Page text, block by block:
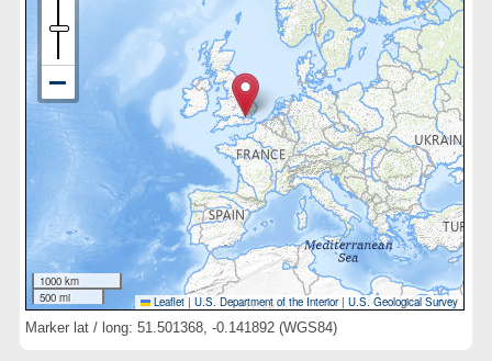
1000 km
500 mi
Leaflet | U.S. Department of the Interior|U.S. Geological Survey
Marker lat / long: 51.501368, -0.141892 (WGS84)